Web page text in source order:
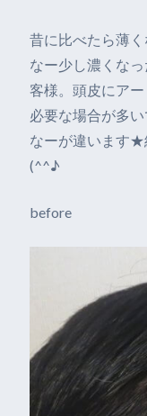
昔に比べたら薄
なー少し濃くな
客様。頭皮にア
必要な場合が多
なーが違います★
(^^♪
before